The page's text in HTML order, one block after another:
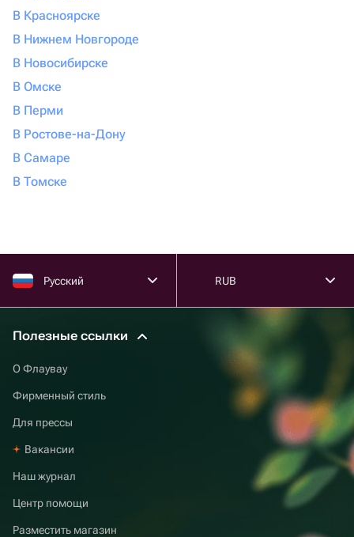
В Красноярске
В Нижнем Новгороде
В Новосибирске
В Омске
В Перми
В Ростове-на-Дону
В Самаре
В Томске
Русский RUB
Полезные ссылки
О Флаувау
Фирменный стиль
Для прессы
Вакансии
Наш журнал
Центр помощи
Разместить магазин